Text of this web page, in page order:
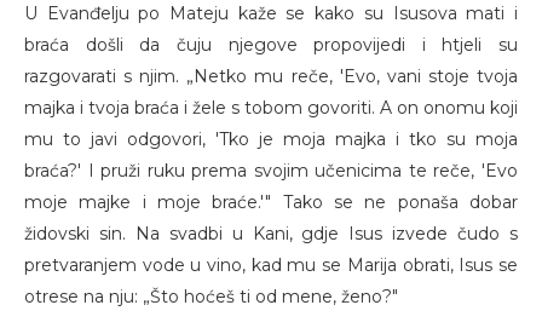
U Evanđelju po Mateju kaže se kako su Isusova mati i
braća došli da čuju njegove propovijedi i htjeli su
razgovarati s njim. „Netko mu reče, 'Evo, vani stoje tvoja
majka i tvoja braća i žele s tobom govoriti. A on onomu koji
mu to javi odgovori, 'Tko je moja majka i tko su moja
braća?' I pruži ruku prema svojim učenicima te reče, 'Evo
moje majke i moje braće.'" Tako se ne ponaša dobar
židovski sin. Na svadbi u Kani, gdje Isus izvede čudo s
pretvaranjem vode u vino, kad mu se Marija obrati, Isus se
otrese na nju: „Što hoćeš ti od mene, ženo?"